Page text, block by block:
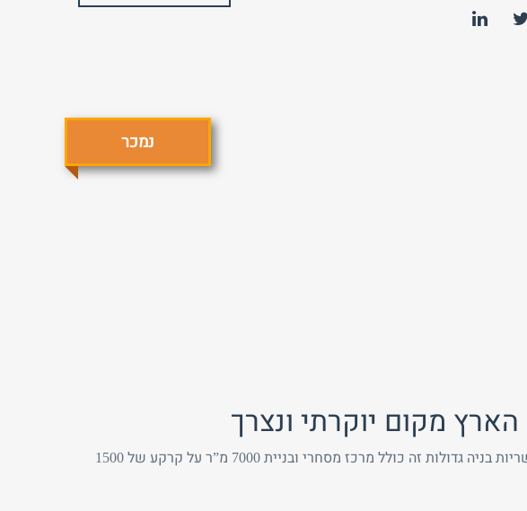
נמכר
הארץ מקום יוקרתי ונצרך
קרקע עם ייעוד לדיור מוגן במרכז הארץ באזור דתי עם אפשריות בניה גדולות זה כולל מרכז מסחרי ובניית 7000 מ”ר על קרקע של 1500